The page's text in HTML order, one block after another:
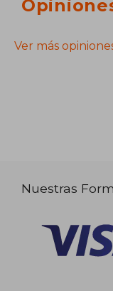
Ver más
Nuestras